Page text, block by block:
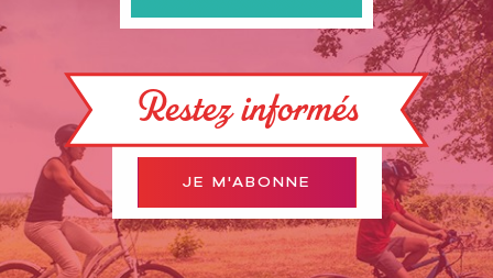
Restez informés
JE M'ABONNE